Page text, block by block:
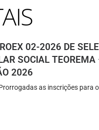
02-2026 DE
SOCIAL
2026
as inscrições para o